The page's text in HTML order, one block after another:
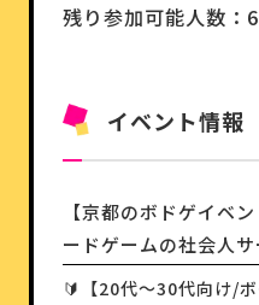
残り参加可能人数：
イベント情報
【京都のボドゲイベ
ードゲームの社会人
🔰【20代〜30代向け/